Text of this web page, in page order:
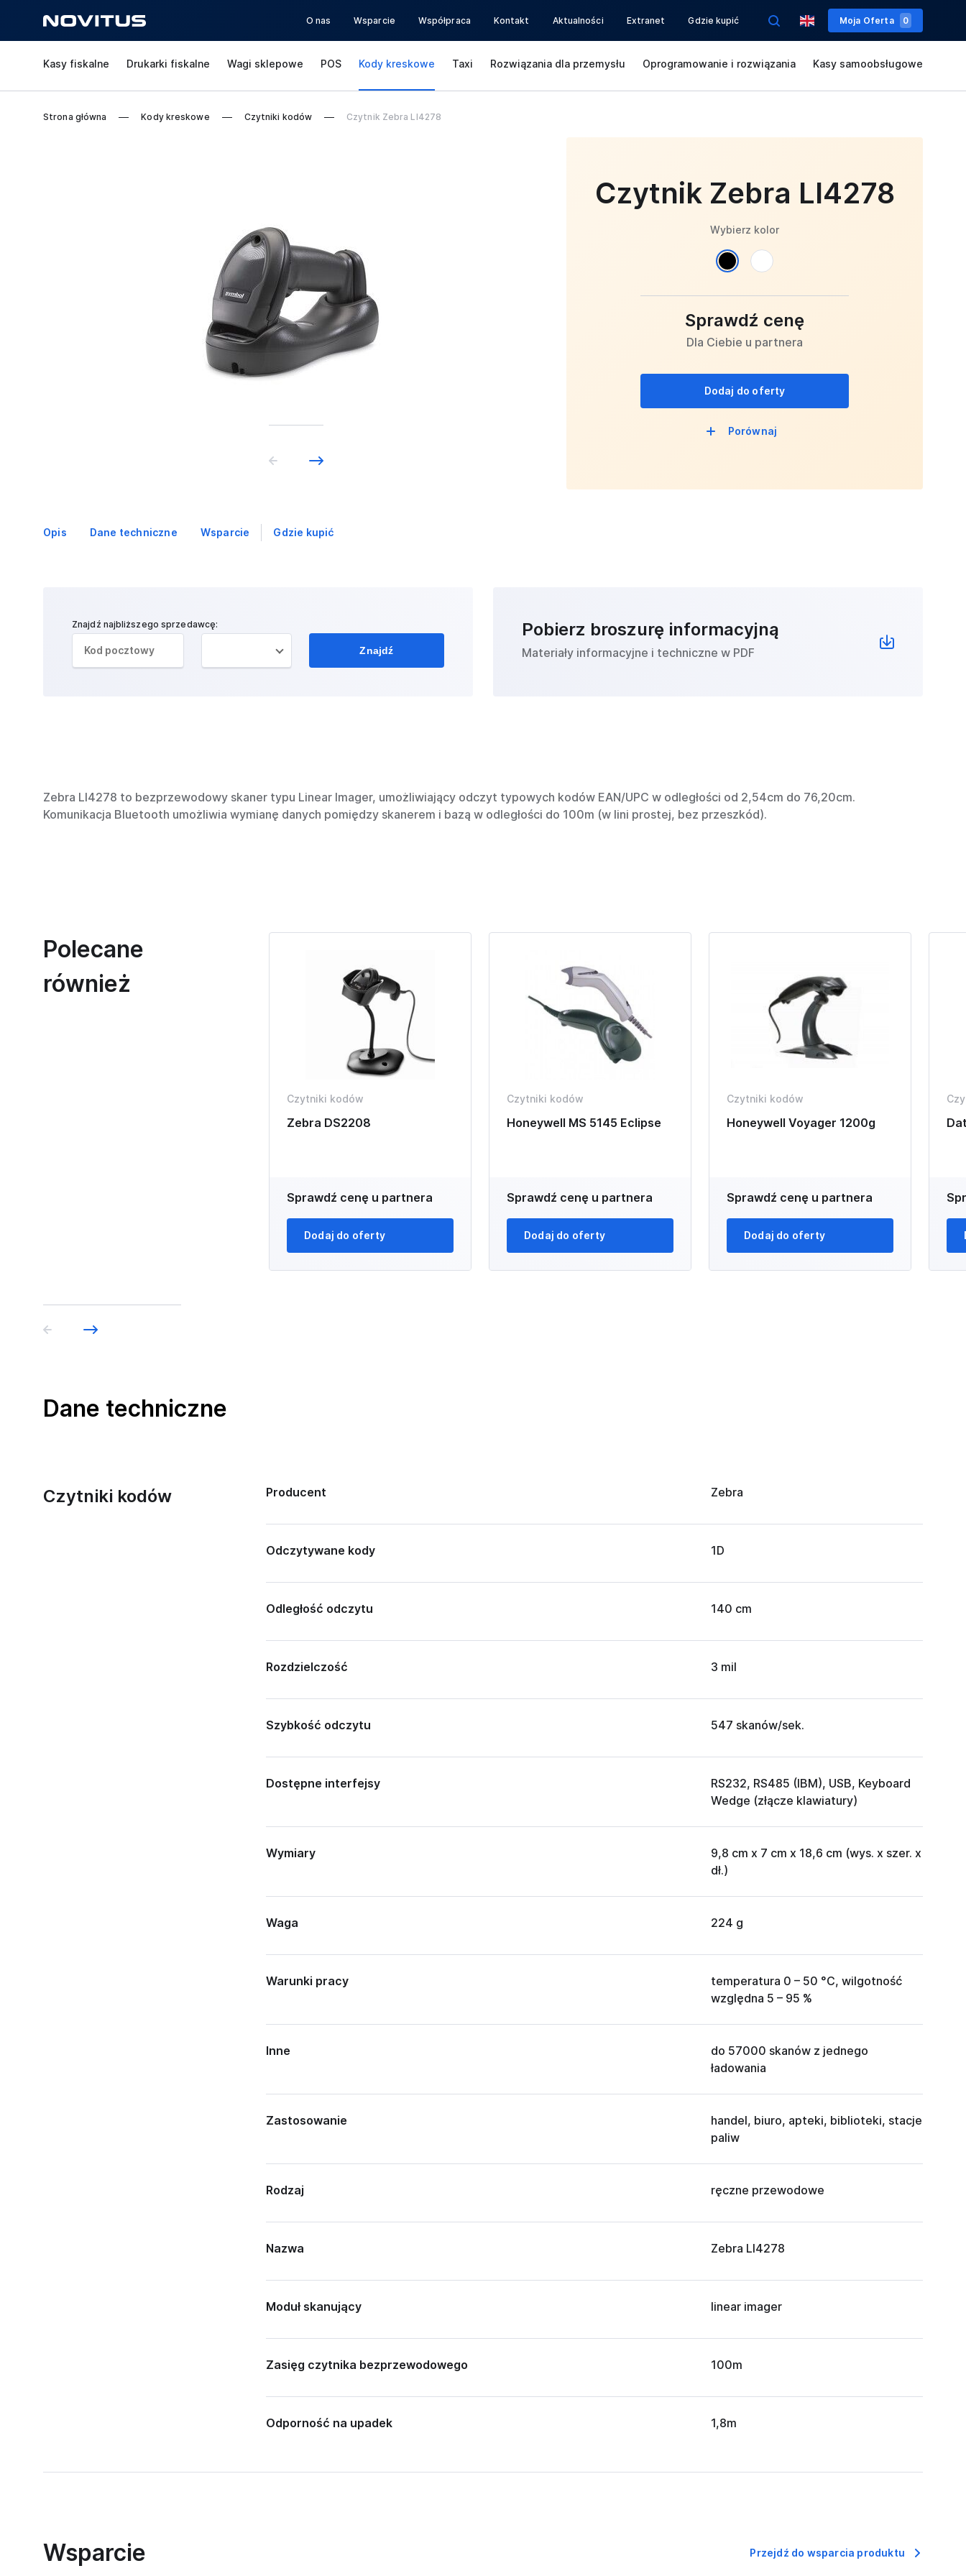
O nas Wsparcie Współpraca Kontakt Aktualności Extranet Gdzie kupić Moja Oferta 0
Kasy fiskalne Drukarki fiskalne Wagi sklepowe POS Kody kreskowe Taxi Rozwiązania dla przemysłu Oprogramowanie i rozwiązania Kasy samoobsługowe
Strona główna Kody kreskowe Czytniki kodów Czytnik Zebra LI4278
Czytnik Zebra LI4278
Wybierz kolor
Sprawdź cenę
Dla Ciebie u partnera
Dodaj do oferty
Porównaj
Opis Dane techniczne Wsparcie Gdzie kupić
Znajdź najbliższego sprzedawcę:
Znajdź
Pobierz broszurę informacyjną
Materiały informacyjne i techniczne w PDF
Zebra LI4278 to bezprzewodowy skaner typu Linear Imager, umożliwiający odczyt typowych kodów EAN/UPC w odległości od 2,54cm do 76,20cm.
Komunikacja Bluetooth umożliwia wymianę danych pomiędzy skanerem i bazą w odległości do 100m (w lini prostej, bez przeszkód).
Polecane
również
Czytniki kodów
Zebra DS2208
Sprawdź cenę u partnera
Dodaj do oferty
Czytniki kodów
Honeywell MS 5145 Eclipse
Sprawdź cenę u partnera
Dodaj do oferty
Czytniki kodów
Honeywell Voyager 1200g
Sprawdź cenę u partnera
Dodaj do oferty
Dane techniczne
Czytniki kodów Producent Zebra
Odczytywane kody 1D
Odległość odczytu 140 cm
Rozdzielczość 3 mil
Szybkość odczytu 547 skanów/sek.
Dostępne interfejsy
RS232, RS485 (IBM), USB, Keyboard
Wedge (złącze klawiatury)
Wymiary
9,8 cm x 7 cm x 18,6 cm (wys. x szer. x
dł.)
Waga 224 g
Warunki pracy
temperatura 0 – 50 °C, wilgotność
względna 5 – 95 %
Inne
do 57000 skanów z jednego
ładowania
Zastosowanie
handel, biuro, apteki, biblioteki, stacje
paliw
Rodzaj ręczne przewodowe
Nazwa Zebra LI4278
Moduł skanujący linear imager
Zasięg czytnika bezprzewodowego 100m
Odporność na upadek 1,8m
Wsparcie Przejdź do wsparcia produktu